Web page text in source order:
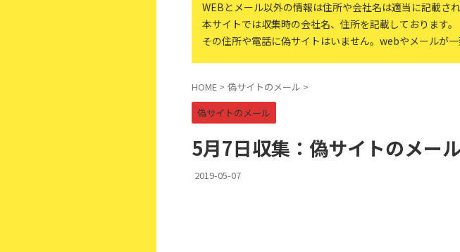
WEBとメール以外の情報は住所や会社名は適当に記載され
本サイトでは収集時の会社名、住所を記載しております。
その住所や電話に偽サイトはいません。webやメールが一
HOME > 偽サイトのメール >
偽サイトのメール
5月7日収集：偽サイトのメー
2019-05-07